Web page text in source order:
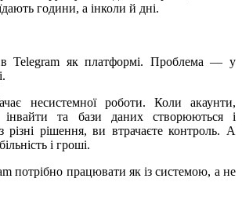
години, а інколи й дні.
Telegram як платформі. Проблема — у
несистемної роботи. Коли акаунти,
інвайти та бази даних створюються і
різні рішення, ви втрачаєте контроль. А
і гроші.
потрібно працювати як із системою, а не